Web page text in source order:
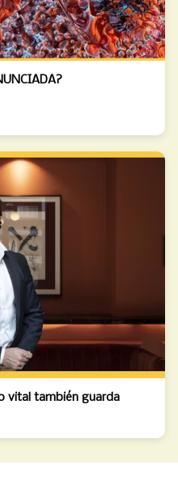
vital también guarda